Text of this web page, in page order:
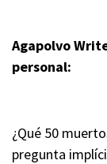
Agapolvo
personal:
¿Qué 50
pregunta